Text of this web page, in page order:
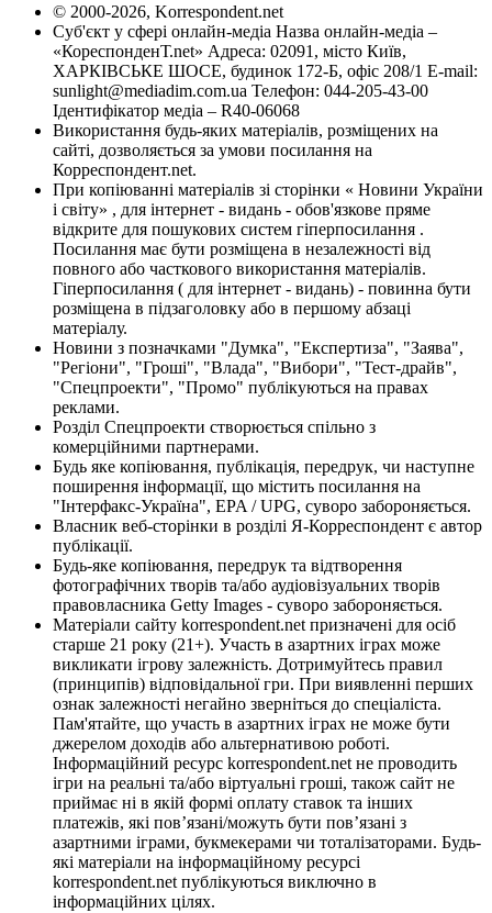
© 2000-2026, Korrespondent.net
Суб'єкт у сфері онлайн-медіа Назва онлайн-медіа –
«КореспонденТ.net» Адреса: 02091, місто Київ,
ХАРКІВСЬКЕ ШОСЕ, будинок 172-Б, офіс 208/1 E-mail:
sunlight@mediadim.com.ua Телефон: 044-205-43-00
Ідентифікатор медіа – R40-06068
Використання будь-яких матеріалів, розміщених на
сайті, дозволяється за умови посилання на
Корреспондент.net.
При копіюванні матеріалів зі сторінки « Новини України
і світу» , для інтернет - видань - обов'язкове пряме
відкрите для пошукових систем гіперпосилання .
Посилання має бути розміщена в незалежності від
повного або часткового використання матеріалів.
Гіперпосилання ( для інтернет - видань) - повинна бути
розміщена в підзаголовку або в першому абзаці
матеріалу.
Новини з позначками "Думка", "Експертиза", "Заява",
"Регіони", "Гроші", "Влада", "Вибори", "Тест-драйв",
"Спецпроекти", "Промо" публікуються на правах
реклами.
Розділ Спецпроекти створюється спільно з
комерційними партнерами.
Будь яке копіювання, публікація, передрук, чи наступне
поширення інформації, що містить посилання на
"Інтерфакс-Україна", EPA / UPG, суворо забороняється.
Власник веб-сторінки в розділі Я-Корреспондент є автор
публікації.
Будь-яке копіювання, передрук та відтворення
фотографічних творів та/або аудіовізуальних творів
правовласника Getty Images - суворо забороняється.
Матеріали сайту korrespondent.net призначені для осіб
старше 21 року (21+). Участь в азартних іграх може
викликати ігрову залежність. Дотримуйтесь правил
(принципів) відповідальної гри. При виявленні перших
ознак залежності негайно зверніться до спеціаліста.
Пам'ятайте, що участь в азартних іграх не може бути
джерелом доходів або альтернативою роботі.
Інформаційний ресурс korrespondent.net не проводить
ігри на реальні та/або віртуальні гроші, також сайт не
приймає ні в якій формі оплату ставок та інших
платежів, які пов’язані/можуть бути пов’язані з
азартними іграми, букмекерами чи тоталізаторами. Будь-
які матеріали на інформаційному ресурсі
korrespondent.net публікуються виключно в
інформаційних цілях.